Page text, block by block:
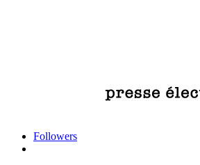
Followers